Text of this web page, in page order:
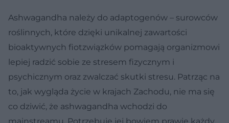
Ashwagandha należy do adaptogenów – surowców
roślinnych, które dzięki unikalnej zawartości
bioaktywnych fiotzwiązków pomagają organizmowi
lepiej radzić sobie ze stresem fizycznym i
psychicznym oraz zwalczać skutki stresu. Patrząc na
to, jak wygląda życie w krajach Zachodu, nie ma się
co dziwić, że ashwagandha wchodzi do
mainstreamu. Potrzebuje jej bowiem prawie każdy,